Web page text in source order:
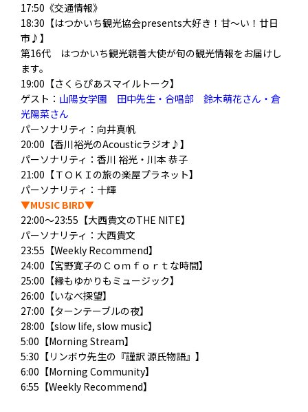
17:50《交通情報》
18:30【はつかいち観光協会presents大好き！甘～い！廿日
市♪】
第16代 はつかいち観光親善大使が旬の観光情報をお届けし
ます。
19:00【さくらぴあスマイルトーク】
ゲスト： 山陽女学園 田中先生・合唱部 鈴木萌花さん・倉
光陽菜さん
パーソナリティ：向井真帆
20:00【香川裕光のAcousticラジオ♪】
パーソナリティ ：香川 裕光・川本 恭子
21:00【ＴＯＫＩの旅の楽屋プラネット】
パーソナリティ：十輝
▼MUSIC BIRD▼
22:00～23:55【大西貴文のTHE NITE】
パーソナリティ：大西貴文
23:55【Weekly Recommend】
24:00【宮野寛子のＣｏｍｆｏｒｔな時間】
25:00【縁もゆかりもミュージック】
26:00【いなべ探望】
27:00【ターンテーブルの夜】
28:00【slow life, slow music】
5:00【Morning Stream】
5:30【リンボウ先生の『謹訳 源氏物語』】
6:00【Morning Community】
6:55【Weekly Recommend】